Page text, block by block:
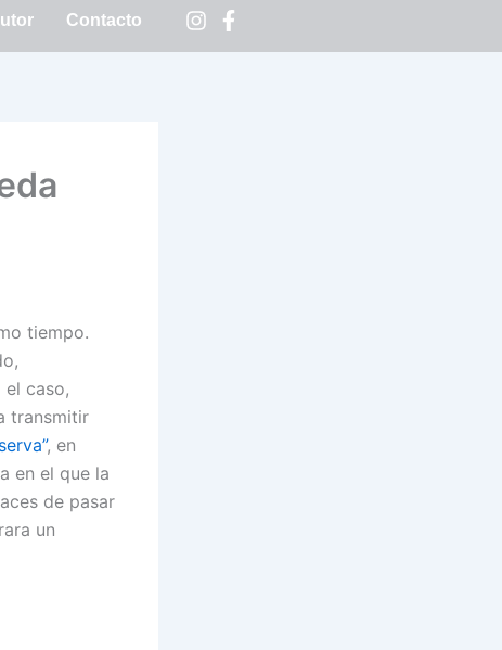
Contacto
tiempo.
caso,
transmitir
, en
en el que la
de pasar
un